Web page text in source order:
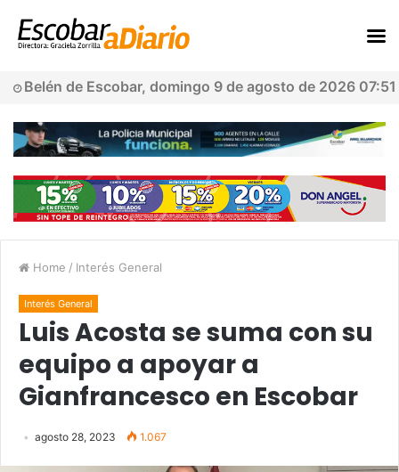
Belén de Escobar, domingo 9 de agosto de 2026 07:51
Home / Interés General
Interés General
Luis Acosta se suma con su
equipo a apoyar a
Gianfrancesco en Escobar
agosto 28, 2023 1.067